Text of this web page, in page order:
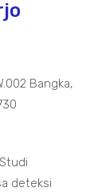
Bangka,
deteksi